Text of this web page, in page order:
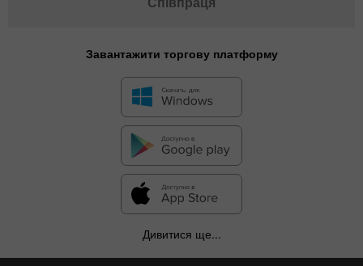
Завантажити торгову платформу
Дивитися ще...